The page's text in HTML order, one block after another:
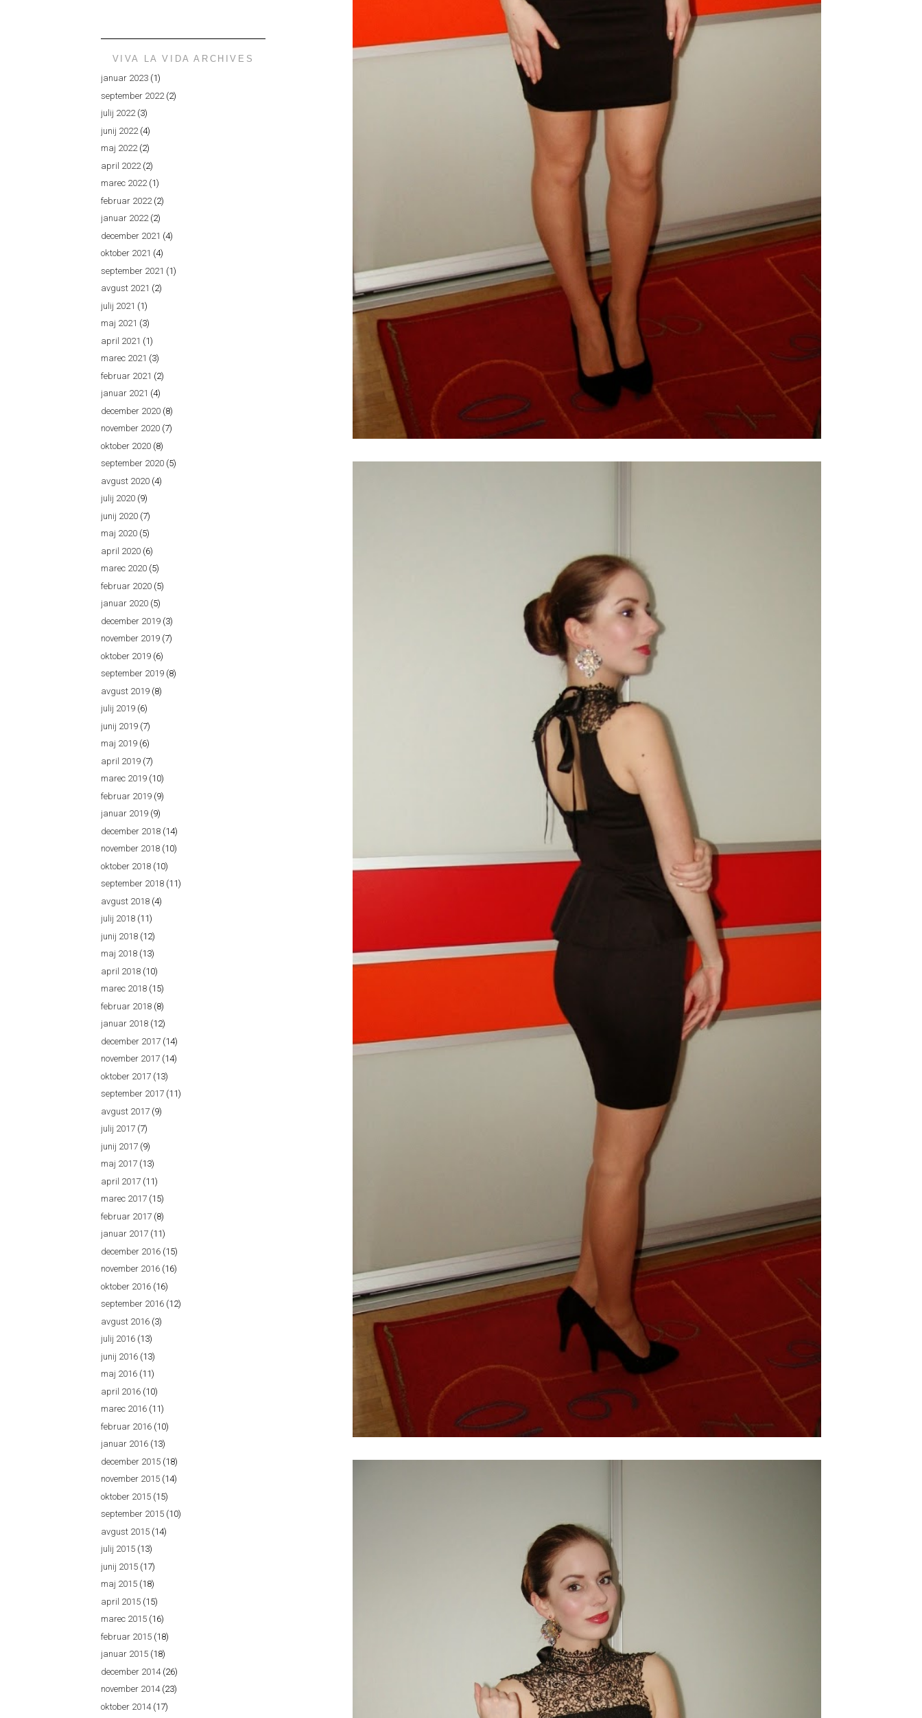
VIVA LA VIDA ARCHIVES
januar 2023 (1)
september 2022 (2)
julij 2022(3)
junij 2022 (4)
maj 2022(2)
april 2022 (2)
marec 2022(1)
februar 2022 (2)
januar 2022(2)
december 2021 (4)
oktober 2021 (4)
september 2021 (1)
avgust 2021 (2)
julij 2021 (1)
maj 2021 (3)
april 2021 (1)
marec 2021 (3)
februar 2021 (2)
januar 2021 (4)
december 2020 (8)
november 2020 (7)
oktober 2020 (8)
september 2020 (5)
avgust 2020 (4)
julij 2020 (9)
junij 2020 (7)
maj 2020 (5)
april 2020 (6)
marec 2020 (5)
februar 2020 (5)
januar 2020 (5)
december 2019 (3)
november 2019 (7)
oktober 2019 (6)
september 2019 (8)
avgust 2019 (8)
julij 2019 (6)
junij 2019 (7)
maj 2019 (6)
april 2019 (7)
marec 2019 (10)
februar 2019 (9)
januar 2019 (9)
december 2018 (14)
november 2018 (10)
oktober 2018 (10)
september 2018 (11)
avgust 2018 (4)
julij 2018 (11)
junij 2018 (12)
maj 2018 (13)
april 2018 (10)
marec 2018 (15)
februar 2018 (8)
januar 2018 (12)
december 2017 (14)
november 2017 (14)
oktober 2017 (13)
september 2017 (11)
avgust 2017 (9)
julij 2017 (7)
junij 2017 (9)
maj 2017 (13)
april 2017 (11)
marec 2017 (15)
februar 2017 (8)
januar 2017 (11)
december 2016 (15)
november 2016 (16)
oktober 2016 (16)
september 2016 (12)
avgust 2016 (3)
julij 2016 (13)
junij 2016 (13)
maj 2016 (11)
april 2016 (10)
marec 2016 (11)
februar 2016 (10)
januar 2016 (13)
december 2015 (18)
november 2015 (14)
oktober 2015 (15)
september 2015 (10)
avgust 2015 (14)
julij 2015 (13)
junij 2015 (17)
maj 2015 (18)
april 2015 (15)
marec 2015 (16)
februar 2015 (18)
januar 2015 (18)
december 2014(26)
november 2014(23)
oktober 2014(17)